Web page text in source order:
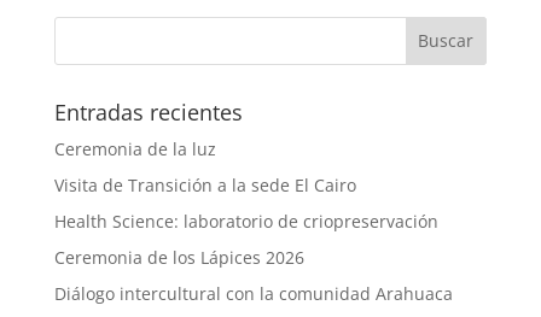
Entradas recientes
Ceremonia de la luz
Visita de Transición a la sede El Cairo
Health Science: laboratorio de criopreservación
Ceremonia de los Lápices 2026
Diálogo intercultural con la comunidad Arahuaca